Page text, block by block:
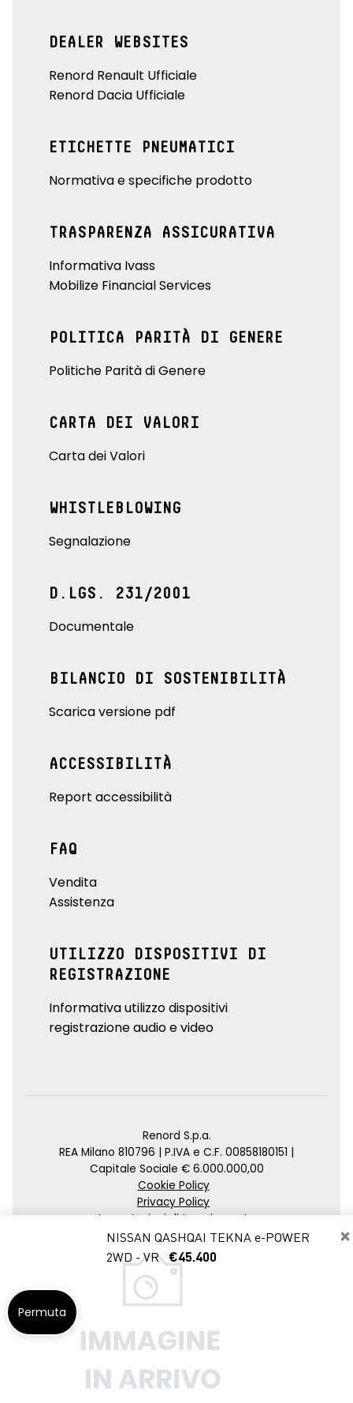
×
NISSAN QASHQAI TEKNA e-POWER
2WD - VR
€45.400
DEALER WEBSITES
Renord Renault Ufficiale
Renord Dacia Ufficiale
ETICHETTE PNEUMATICI
Normativa e specifiche prodotto
TRASPARENZA ASSICURATIVA
Informativa Ivass
Mobilize Financial Services
POLITICA PARITÀ DI GENERE
Politiche Parità di Genere
CARTA DEI VALORI
Carta dei Valori
WHISTLEBLOWING
Segnalazione
D.LGS. 231/2001
Documentale
BILANCIO DI SOSTENIBILITÀ
Scarica versione pdf
ACCESSIBILITÀ
Report accessibilità
FAQ
Vendita
Assistenza
UTILIZZO DISPOSITIVI DI
REGISTRAZIONE
Informativa utilizzo dispositivi
registrazione audio e video
Renord S.p.a.
REA Milano 810796 | P.IVA e C.F. 00858180151 |
Capitale Sociale € 6.000.000,00
Cookie Policy
Privacy Policy
Impostazioni di tracciamento
Credits
Agenzia SEO
Permuta